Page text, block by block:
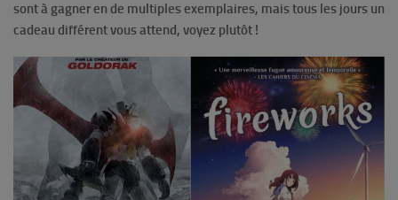
sont à gagner en de multiples exemplaires, mais tous les jours un
cadeau différent vous attend, voyez plutôt !